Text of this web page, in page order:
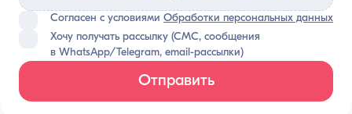
Согласен с условиями Обработки персональных данных
Хочу получать рассылку (СМС, сообщения
в WhatsApp/Telegram, email-рассылки)
Отправить